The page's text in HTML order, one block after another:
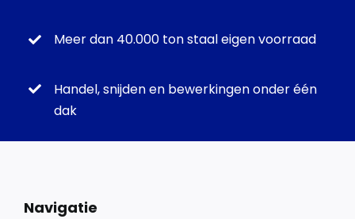
Meer dan 40.000 ton staal eigen voorraad
Handel, snijden en bewerkingen onder één
dak
Navigatie